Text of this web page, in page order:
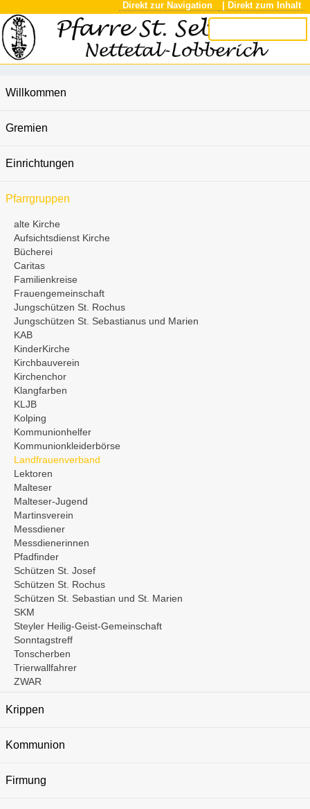
Direkt zur Navigation | Direkt zum Inhalt
Willkommen
Gremien
Einrichtungen
Pfarrgruppen
alte Kirche
Aufsichtsdienst Kirche
Bücherei
Caritas
Familienkreise
Frauengemeinschaft
Jungschützen St. Rochus
Jungschützen St. Sebastianus und Marien
KAB
KinderKirche
Kirchbauverein
Kirchenchor
Klangfarben
KLJB
Kolping
Kommunionhelfer
Kommunionkleiderbörse
Landfrauenverband
Lektoren
Malteser
Malteser-Jugend
Martinsverein
Messdiener
Messdienerinnen
Pfadfinder
Schützen St. Josef
Schützen St. Rochus
Schützen St. Sebastian und St. Marien
SKM
Steyler Heilig-Geist-Gemeinschaft
Sonntagstreff
Tonscherben
Trierwallfahrer
ZWAR
Krippen
Kommunion
Firmung